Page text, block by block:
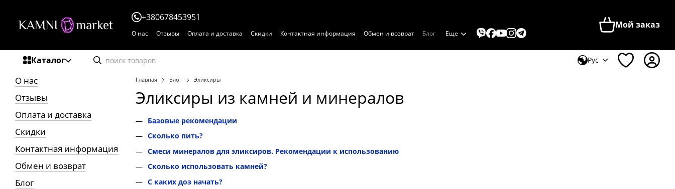
+380678453951
О нас Отзывы Оплата и доставка Скидки Контактная информация Обмен и возврат Блог Еще
Мой заказ
Каталог Рус
Главная Блог Эликсиры
Эликсиры из камней и минералов
Базовые рекомендации
Сколько пить?
Смеси минералов для эликсиров. Рекомендации к использованию
Сколько использовать камней?
С каких доз начать?
О нас
Отзывы
Оплата и доставка
Скидки
Контактная информация
Обмен и возврат
Блог